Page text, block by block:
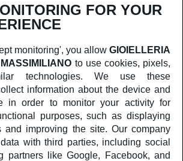
E CONDIZIONI DI VENDITA
POLICY
POLICY
FOR YOUR
monitoring', you allow GIOIELLERIA
to use cookies, pixels,
technologies. We use these
information about the device and
in order to monitor your activity for
purposes, such as displaying
and improving the site. Our company
with third parties, including social
partners like Google, Facebook, and